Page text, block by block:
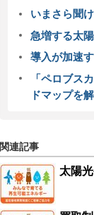
いまさら聞
急増する太
導入が加速
「ペロブス
ドマップを
関連記事
太陽